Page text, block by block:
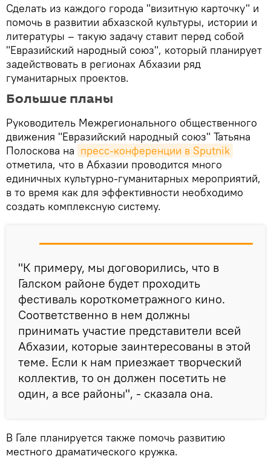
Сделать из каждого города "визитную карточку" и
помочь в развитии абхазской культуры, истории и
литературы – такую задачу ставит перед собой
"Евразийский народный союз", который планирует
задействовать в регионах Абхазии ряд
гуманитарных проектов.
Большие планы
Руководитель Межрегионального общественного
движения "Евразийский народный союз" Татьяна
Полоскова на пресс-конференции в Sputnik
отметила, что в Абхазии проводится много
единичных культурно-гуманитарных мероприятий,
в то время как для эффективности необходимо
создать комплексную систему.
"К примеру, мы договорились, что в
Галском районе будет проходить
фестиваль короткометражного кино.
Соответственно в нем должны
принимать участие представители всей
Абхазии, которые заинтересованы в этой
теме. Если к нам приезжает творческий
коллектив, то он должен посетить не
один, а все районы", - сказала она.
В Гале планируется также помочь развитию
местного драматического кружка.